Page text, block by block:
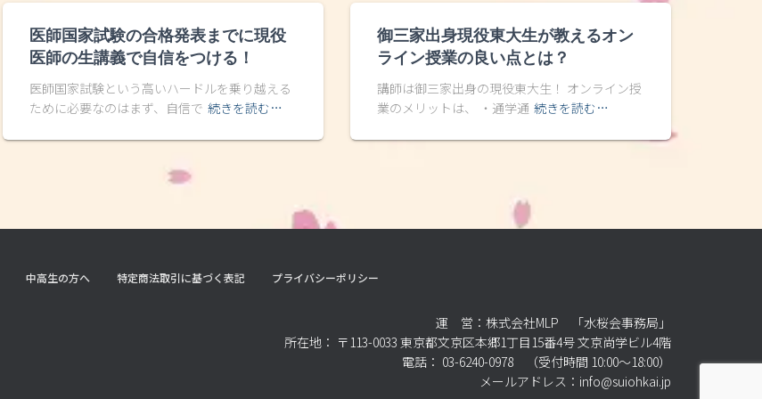
医師国家試験の合格発表までに現役
医師の生講義で自信をつける！
医師国家試験という高いハードルを乗り越える
ために必要なのはまず、自信で 続きを読む…
御三家出身現役東大生が教えるオン
ライン授業の良い点とは？
講師は御三家出身の現役東大生！ オンライン授
業のメリットは、 ・通学通 続きを読む…
中高生の方へ 特定商法取引に基づく表記 プライバシーポリシー
運 営：株式会社MLP 「水桜会事務局」
所在地： 〒113-0033 東京都文京区本郷1丁目15番4号 文京尚学ビル4階
電話： 03-6240-0978 （受付時間 10:00～18:00）
メールアドレス：info@suiohkai.jp